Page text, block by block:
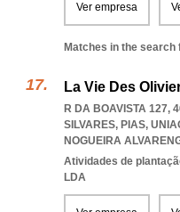
Ver empresa
Matches in the search
La Vie Des
R DA BOAVISTA 127,
SILVARES, PIAS,
NOGUEIRA
Atividades de
LDA